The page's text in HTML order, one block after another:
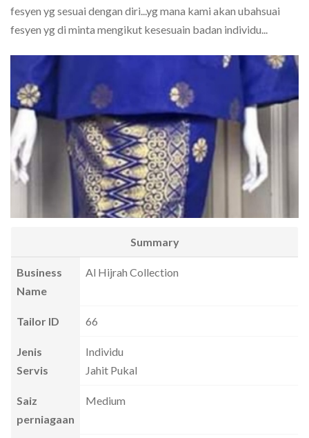
fesyen yg sesuai dengan diri...yg mana kami akan ubahsuai
fesyen yg di minta mengikut kesesuain badan individu...
Summary
Business
Name
Al Hijrah Collection
Tailor ID 66
Jenis
Servis
Individu
Jahit Pukal
Saiz
perniagaan
Medium